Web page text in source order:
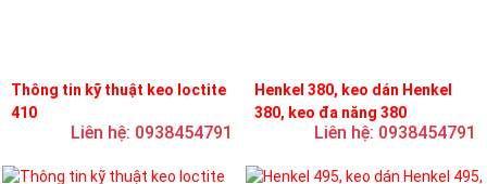
Thông tin kỹ thuật keo loctite
410
Liên hệ: 0938454791
Henkel 380, keo dán Henkel
380, keo đa năng 380
Liên hệ: 0938454791